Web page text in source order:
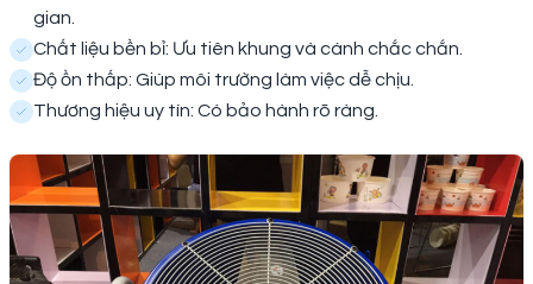
gian.
Chất liệu bền bỉ: Ưu tiên khung và cánh chắc chắn.
Độ ồn thấp: Giúp môi trường làm việc dễ chịu.
Thương hiệu uy tín: Có bảo hành rõ ràng.